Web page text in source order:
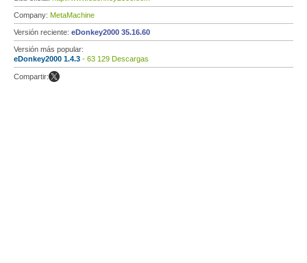
Company: MetaMachine
Versión reciente: eDonkey2000 35.16.60
Versión más popular:
eDonkey2000 1.4.3 - 63 129 Descargas
Compartir: